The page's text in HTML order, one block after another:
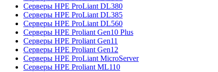
Серверы HPE ProLiant DL380
Серверы HPE ProLiant DL385
Серверы HPE ProLiant DL560
Серверы HPE Proliant Gen10 Plus
Серверы HPE Proliant Gen11
Серверы HPE Proliant Gen12
Серверы HPE ProLiant MicroServer
Серверы HPE Proliant ML110